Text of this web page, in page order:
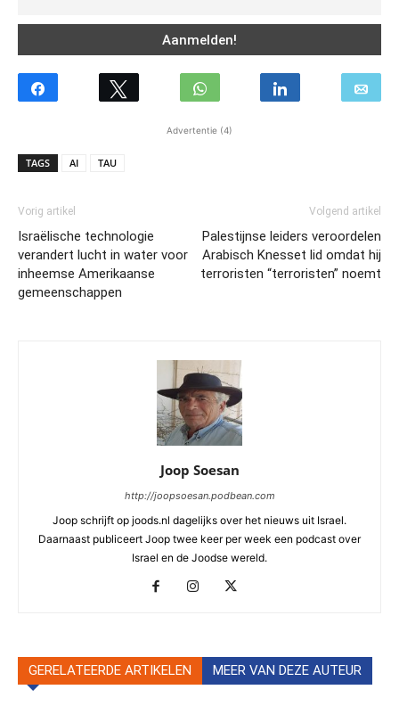
Advertentie (4)
TAGS AI TAU
Vorig artikel
Israëlische technologie
verandert lucht in water voor
inheemse Amerikaanse
gemeenschappen
Volgend artikel
Palestijnse leiders veroordelen
Arabisch Knesset lid omdat hij
terroristen “terroristen” noemt
Joop Soesan
http://joopsoesan.podbean.com
Joop schrijft op joods.nl dagelijks over het nieuws uit Israel.
Daarnaast publiceert Joop twee keer per week een podcast over
Israel en de Joodse wereld.
GERELATEERDE ARTIKELEN MEER VAN DEZE AUTEUR